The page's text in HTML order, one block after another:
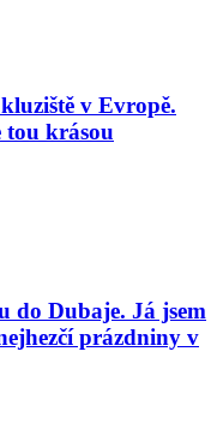
v Evropě.
tou krásou
do Dubaje. Já jsem
prázdniny v